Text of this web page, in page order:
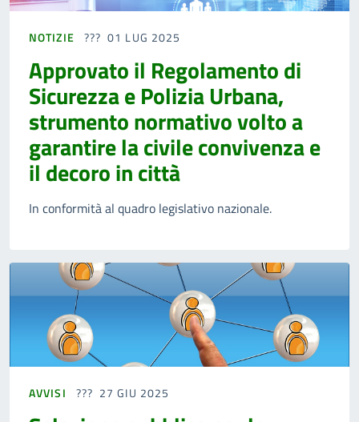
NOTIZIE 01 LUG 2025
Approvato il Regolamento di
Sicurezza e Polizia Urbana,
strumento normativo volto a
garantire la civile convivenza e
il decoro in città
In conformità al quadro legislativo nazionale.
AVVISI 27 GIU 2025